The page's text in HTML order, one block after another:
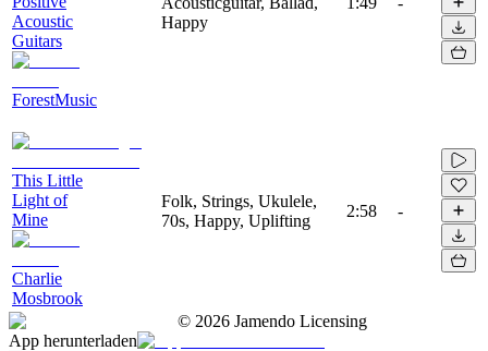
Acoustic
Guitars
ForestMusic
Happy
This Little
Light of
Mine
Charlie
Mosbrook
Folk, Strings, Ukulele,
70s, Happy, Uplifting
2:58 -
© 2026 Jamendo Licensing
App herunterladen